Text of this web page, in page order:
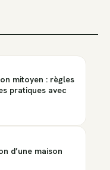
mitoyen : règles
pratiques avec
d’une maison